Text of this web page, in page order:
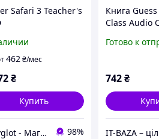
Safari 3 Teacher's
462₴/мес
₴
Купить
Polyglot - Магазин іноземної літератури 98%
Книга
Class Audio
Cambridge
Готово к
742 ₴